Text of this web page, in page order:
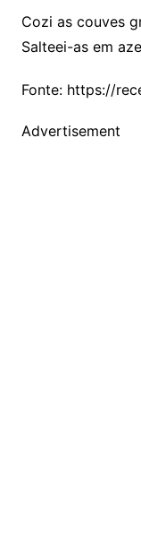
Cozi as couves
Salteei-as em
Fonte: https://
Advertisement